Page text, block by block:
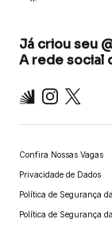
Já criou seu
A rede social
Inter Instagram
X
Confira Nossas Vagas
Privacidade de Dados
Política de Segurança
Política de Segurança